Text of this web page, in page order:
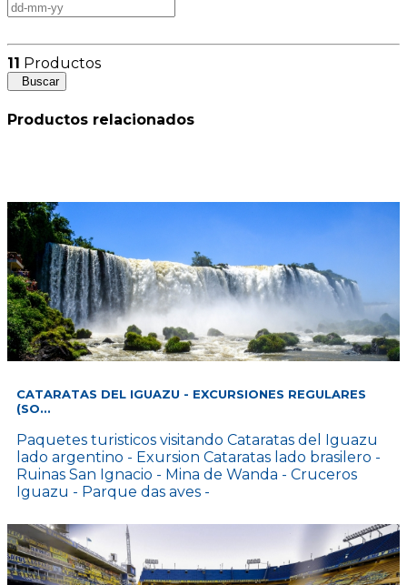
11 Productos
Buscar
Productos relacionados
CATARATAS DEL IGUAZU - EXCURSIONES REGULARES
(SO...
Paquetes turisticos visitando Cataratas del Iguazu
lado argentino - Exursion Cataratas lado brasilero -
Ruinas San Ignacio - Mina de Wanda - Cruceros
Iguazu - Parque das aves -